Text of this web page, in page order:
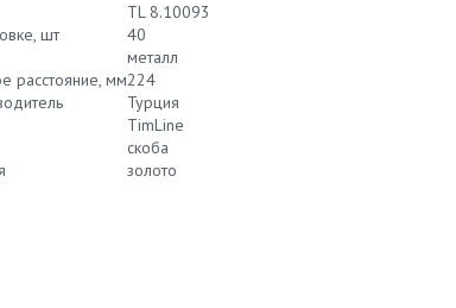
TL 8.10093
шт
40
металл
расстояние, мм224
Турция
TimLine
скоба
золото